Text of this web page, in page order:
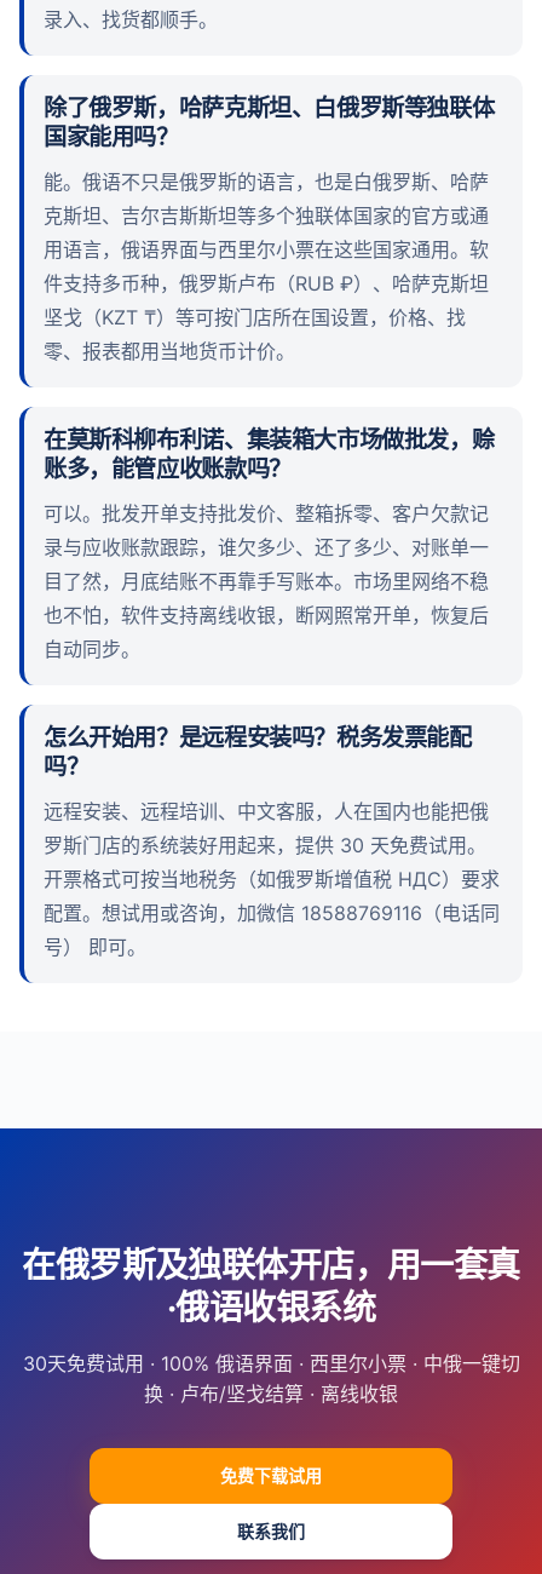
录入、找货都顺手。
除了俄罗斯，哈萨克斯坦、白俄罗斯等独联体
国家能用吗？
能。俄语不只是俄罗斯的语言，也是白俄罗斯、哈萨
克斯坦、吉尔吉斯斯坦等多个独联体国家的官方或通
用语言，俄语界面与西里尔小票在这些国家通用。软
件支持多币种，俄罗斯卢布（RUB ₽）、哈萨克斯坦
坚戈（KZT ₸）等可按门店所在国设置，价格、找
零、报表都用当地货币计价。
在莫斯科柳布利诺、集装箱大市场做批发，赊
账多，能管应收账款吗？
可以。批发开单支持批发价、整箱拆零、客户欠款记
录与应收账款跟踪，谁欠多少、还了多少、对账单一
目了然，月底结账不再靠手写账本。市场里网络不稳
也不怕，软件支持离线收银，断网照常开单，恢复后
自动同步。
怎么开始用？是远程安装吗？税务发票能配
吗？
远程安装、远程培训、中文客服，人在国内也能把俄
罗斯门店的系统装好用起来，提供 30 天免费试用。
开票格式可按当地税务（如俄罗斯增值税 НДС）要求
配置。想试用或咨询，加微信 18588769116（电话同
号） 即可。
在俄罗斯及独联体开店，用一套真
·俄语收银系统
30天免费试用 · 100% 俄语界面 · 西里尔小票 · 中俄一键切
换 · 卢布/坚戈结算 · 离线收银
免费下载试用
联系我们